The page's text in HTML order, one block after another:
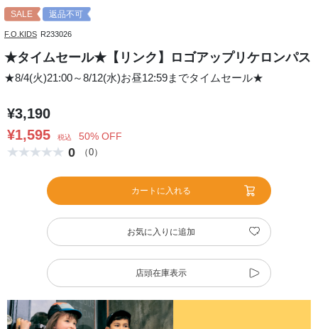
SALE 返品不可
F.O.KIDS R233026
★タイムセール★【リンク】ロゴアップリケロンパス
★8/4(火)21:00～8/12(水)お昼12:59までタイムセール★
¥3,190
¥1,595
税込 50% OFF
0 （0）
カートに入れる
お気に入りに追加
店頭在庫表示